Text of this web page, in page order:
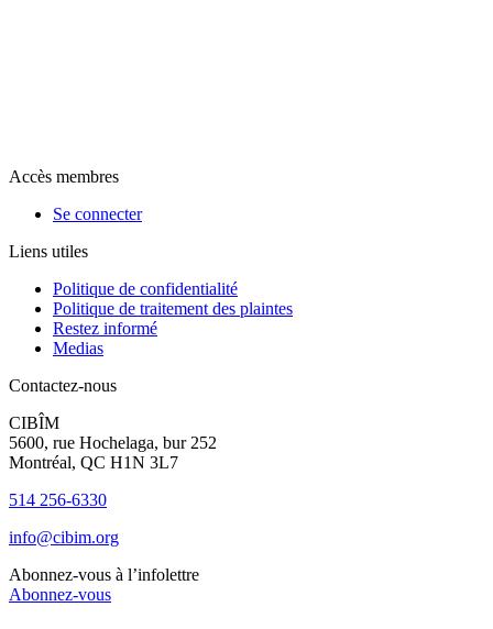
Accès membres
Se connecter
Liens utiles
Politique de confidentialité
Politique de traitement des plaintes
Restez informé
Medias
Contactez-nous
CIBÎM
5600, rue Hochelaga, bur 252
Montréal, QC H1N 3L7
514 256-6330
info@cibim.org
Abonnez-vous à l’infolettre
Abonnez-vous